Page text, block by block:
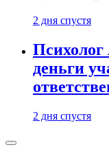
2 дня спустя
деньги
2 дня спустя